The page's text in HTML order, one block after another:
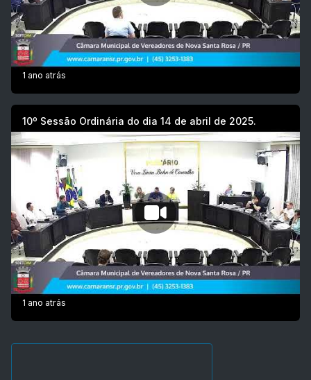
1 ano atrás
10º Sessão Ordinária do dia 14 de abril de 2025.
1 ano atrás